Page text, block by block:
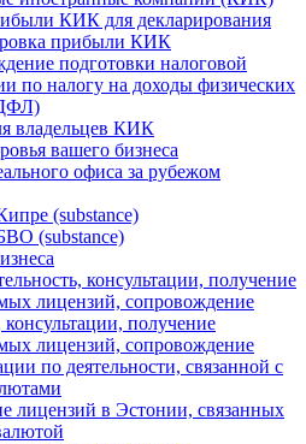
КИК для декларирования
прибыли КИК
подготовки налоговой
по налогу на доходы физических
владельцев КИК
вашего бизнеса
офиса за рубежом
(substance)
(substance)
консультации, получение
лицензий, сопровождение
получение
лицензий, сопровождение
по деятельности, связанной с
лицензий в Эстонии, связанных